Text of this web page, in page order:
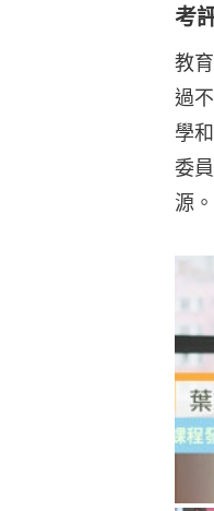
考
教
過
學
委
源。